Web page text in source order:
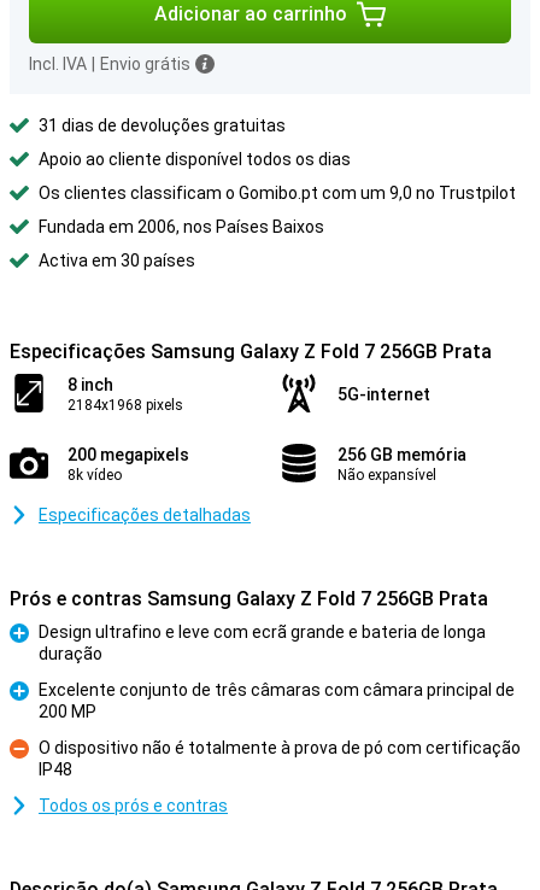
Adicionar ao carrinho
Incl. IVA Envio grátis
31 dias de devoluções gratuitas
Apoio ao cliente disponível todos os dias
Os clientes classificam o Gomibo.pt com um 9,0 no Trustpilot
Fundada em 2006, nos Países Baixos
Activa em 30 países
Especificações Samsung Galaxy Z Fold 7 256GB Prata
8 inch
2184x1968 pixels
5G-internet
200 megapixels
8k vídeo
256 GB memória
Não expansível
Especificações detalhadas
Prós e contras Samsung Galaxy Z Fold 7 256GB Prata
Prós
Design ultrafino e leve com ecrã grande e bateria de longa
duração
Prós
Excelente conjunto de três câmaras com câmara principal de
200 MP
Contras
O dispositivo não é totalmente à prova de pó com certificação
IP48
Todos os prós e contras